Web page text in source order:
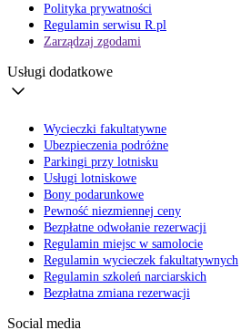
Polityka prywatności
Regulamin serwisu R.pl
Zarządzaj zgodami
Usługi dodatkowe
Wycieczki fakultatywne
Ubezpieczenia podróżne
Parkingi przy lotnisku
Usługi lotniskowe
Bony podarunkowe
Pewność niezmiennej ceny
Bezpłatne odwołanie rezerwacji
Regulamin miejsc w samolocie
Regulamin wycieczek fakultatywnych
Regulamin szkoleń narciarskich
Bezpłatna zmiana rezerwacji
Social media